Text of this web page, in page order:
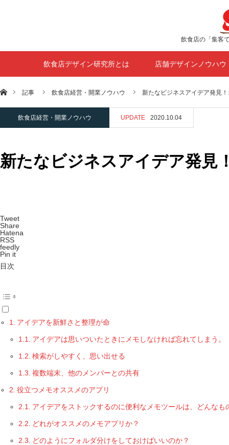
飲食店の「集客
飲食店デザイン研究所とは 店舗デザインノウハウ
ホーム記事 飲食店経営・開業ノウハウ 新たなビジネスアイデア発見
飲食店経営・開業ノウハウ UPDATE 2020.10.04
新たなビジネスアイデア発見
Tweet
Share
Hatena
RSS
feedly
Pin it
目次
アイデアを新鮮さと整理が命
アイデアは思いついたときにメモしなければ忘れてしまう。
検索がしやすく、思い出せる
複数端末、他のメンバーとの共有
役立つメモオススメのアプリ
アイデアをストックするのに便利なメモツールは、どんなも
どれがオススメのメモアプリか？
どのようにフォルダ分けをしておけばいいのか？